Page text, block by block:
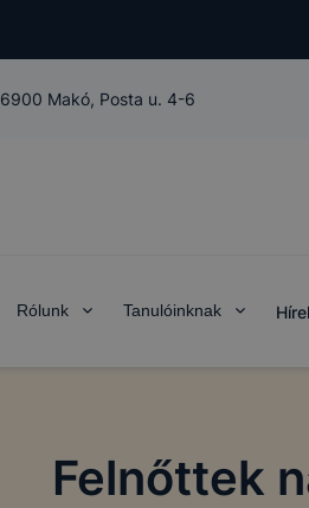
6900 Makó, Posta u. 4-6
Rólunk Tanulóinknak
Felnőttek